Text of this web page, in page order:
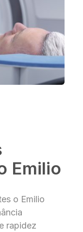
Emilio
o Emilio
rapidez